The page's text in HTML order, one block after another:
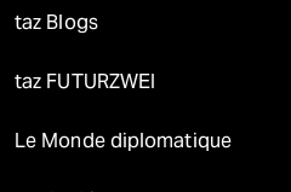
taz Blogs
taz FUTURZWEI
Le Monde diplomatique